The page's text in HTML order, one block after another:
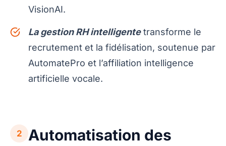
VisionAI.
La gestion RH intelligentetransforme le
recrutement et la fidélisation, soutenue par
AutomatePro et l’affiliation intelligence
artificielle vocale.
2
Automatisation des